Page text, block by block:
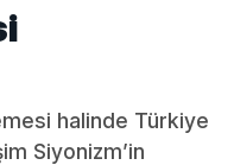
halinde Türkiye
Siyonizm’in